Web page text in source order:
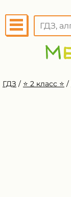
ГДЗ / ⭐️ 2 класс ⭐️ /